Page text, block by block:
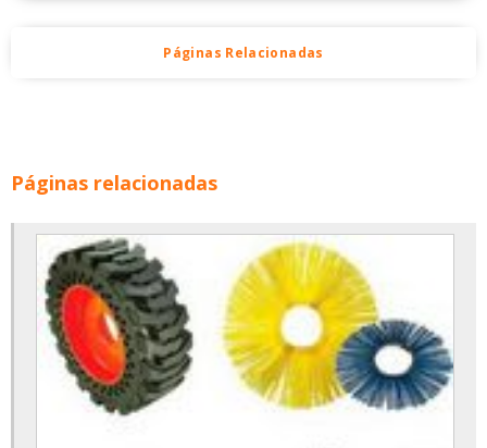
Páginas Relacionadas
Páginas relacionadas